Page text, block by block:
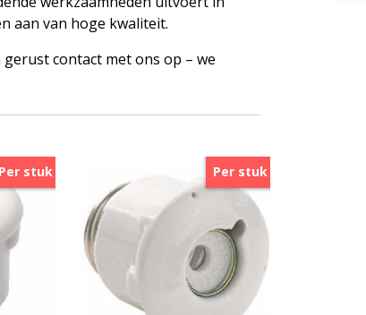
aan van hoge kwaliteit.
contact met ons op – we
Per stuk Per stuk